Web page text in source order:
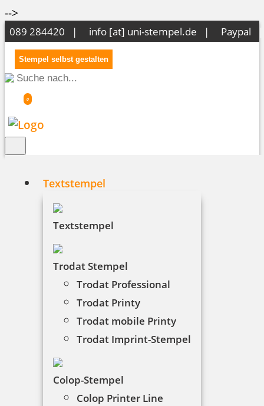
-->
089 284420 | info [at] uni-stempel.de |
Stempel selbst gestalten
0
Textstempel
Textstempel
Trodat Stempel
Trodat Professional
Trodat Printy
Trodat mobile Printy
Trodat Imprint-Stempel
Colop-Stempel
Colop Printer Line
Versand
Wir versenden Ihre Bestellung zuverlässig und
schnell innerhalb Deutschlands.
Versandkosten:
Die Versandkosten betragen pauschal
pro Bestellung.
Versandkostenfreie Lieferung:
Ab einemBruttowarenwert von 59,00 €
wir Ihre Bestellung innerhalb Deutschlands
versandkostenfrei.